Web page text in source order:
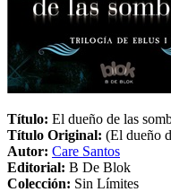
Título: El dueño de las
Título Original: (El dueño
Autor: Care Santos
Editorial: B De Blok
Colección: Sin Límites